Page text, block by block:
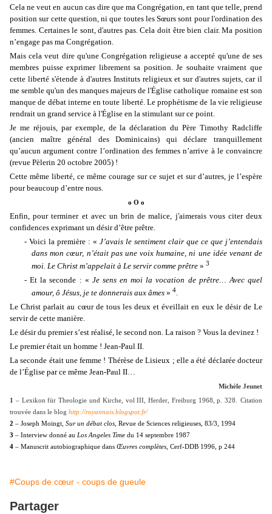
Cela ne veut en aucun cas dire que ma Congrégation, en tant que telle, prend
position sur cette question, ni que toutes les Sœurs sont pour l'ordination des
femmes. Certaines le sont, d'autres pas. Cela doit être bien clair. Ma position
n’engage pas ma Congrégation.
Mais cela veut dire qu'une Congrégation religieuse a accepté qu'une de ses
membres puisse exprimer librement sa position. Je souhaite vraiment que
cette liberté s'étende à d'autres Instituts religieux et sur d'autres sujets, car il
me semble qu'un des manques majeurs de l'Église catholique romaine est son
manque de débat interne en toute liberté. Le prophétisme de la vie religieuse
rendrait un grand service à l'Église en la stimulant sur ce point.
Je me réjouis, par exemple, de la déclaration du Père Timothy Radcliffe
(ancien maître général des Dominicains) qui déclare tranquillement
qu’aucun argument contre l’ordination des femmes n’arrive à le convaincre
(revue Pèlerin 20 octobre 2005) !
Cette même liberté, ce même courage sur ce sujet et sur d’autres, je l’espère
pour beaucoup d’entre nous.
o O o
Enfin, pour terminer et avec un brin de malice, j'aimerais vous citer deux
confidences exprimant un désir d’être prêtre.
- Voici la première : « J’avais le sentiment clair que ce que j’entendais
dans mon cœur, n’était pas une voix humaine, ni une idée venant de
moi. Le Christ m’appelait à Le servir comme prêtre » 3
- Et la seconde : « Je sens en moi la vocation de prêtre… Avec quel
amour, ô Jésus, je te donnerais aux âmes » 4.
Le Christ parlait au cœur de tous les deux et éveillait en eux le désir de Le
servir de cette manière.
Le désir du premier s’est réalisé, le second non. La raison ? Vous la devinez !
Le premier était un homme ! Jean-Paul II.
La seconde était une femme ! Thérèse de Lisieux ; elle a été déclarée docteur
de l’Église par ce même Jean-Paul II…
Michèle Jeunet
1 – Lexikon für Theologie und Kirche, vol III, Herder, Freiburg 1968, p. 328. Citation
trouvée dans le blog http://royannais.blogspot.fr/
2 – Joseph Moingt, Sur un débat clos, Revue de Sciences religieuses, 83/3, 1994
3 – Interview donné au Los Angeles Time du 14 septembre 1987
4 – Manuscrit autobiographique dans Œuvres complètes, Cerf-DDB 1996, p 244
#Coups de cœur - coups de gueule
Partager